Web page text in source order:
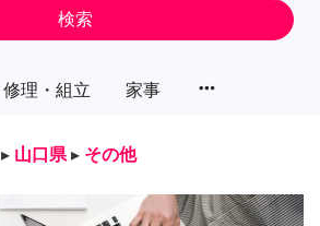
修理・組立 家事 more_horiz
検索
▸ 山口県 ▸ その他